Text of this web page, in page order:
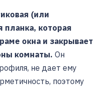
(или
которая
окна и закрывает
комнаты. Он
не дает ему
поэтому